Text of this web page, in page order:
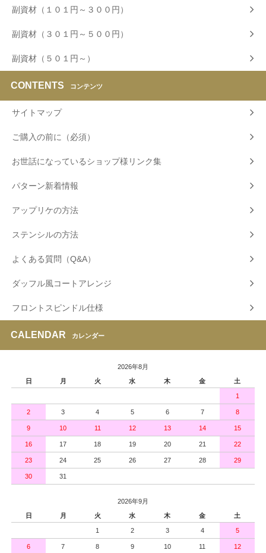
副資材（１０１円～３００円）
副資材（３０１円～５００円）
副資材（５０１円～）
CONTENTS コンテンツ
サイトマップ
ご購入の前に（必須）
お世話になっているショップ様リンク集
パターン新着情報
アップリケの方法
ステンシルの方法
よくある質問（Q&A）
ダッフル風コートアレンジ
フロントスピンドル仕様
CALENDAR カレンダー
2026年8月
日
月 火 水 木 金 土
1
2 3 4 5 6 7 8
9 10 11 12 13 14 15
16 17 18 19 20 21 22
23 24 25 26 27 28 29
30 31
2026年9月
日
月 火 水 木 金 土
1 2 3 4 5
6 7 8 9 10 11 12